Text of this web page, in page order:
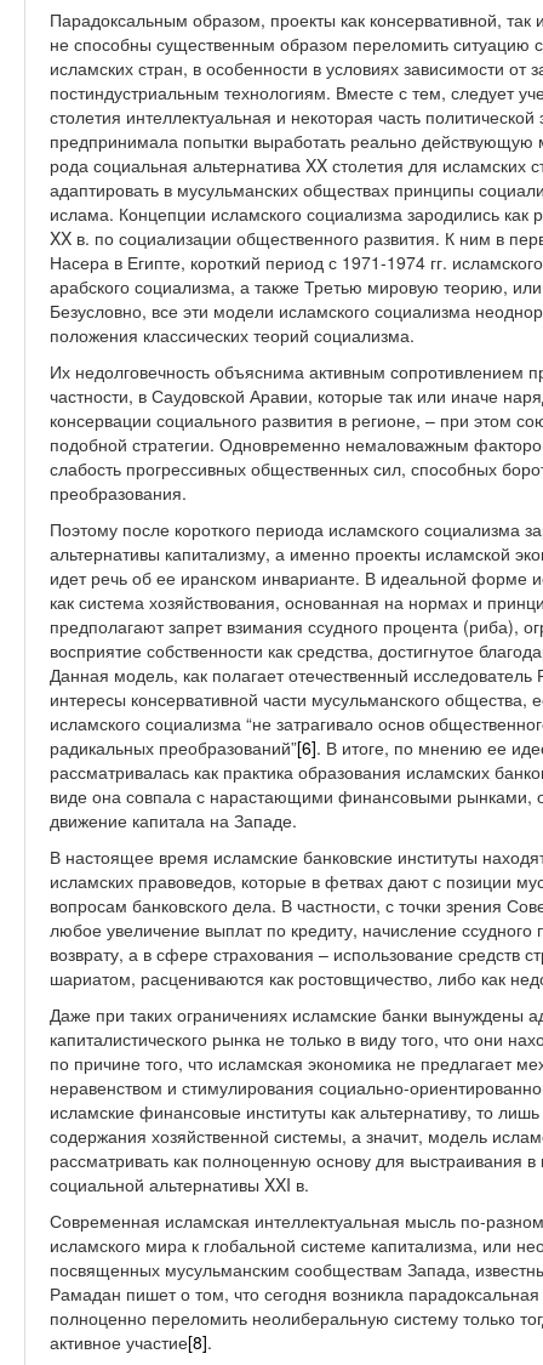
Парадоксальным образом, проекты как консервативной,
не способны существенным образом переломить ситуацию
исламских стран, в особенности в условиях зависимости от
постиндустриальным технологиям. Вместе с тем, следует
столетия интеллектуальная и некоторая часть
предпринимала попытки выработать реально действующую
рода социальная альтернатива XX столетия для исламских
адаптировать в мусульманских обществах принципы
ислама. Концепции исламского социализма зародились
XX в. по социализации общественного развития. К ним в
Насера в Египте, короткий период с 1971-1974 гг.
арабского социализма, а также Третью мировую теорию,
Безусловно, все эти модели исламского социализма
положения классических теорий социализма.
Их недолговечность объяснима активным сопротивлением
частности, в Саудовской Аравии, которые так или иначе
консервации социального развития в регионе, – при этом
подобной стратегии. Одновременно немаловажным
слабость прогрессивных общественных сил, способных
преобразования.
Поэтому после короткого периода исламского социализма
альтернативы капитализму, а именно проекты исламской
идет речь об ее иранском инварианте. В идеальной форме
как система хозяйствования, основанная на нормах и
предполагают запрет взимания ссудного процента (риба),
восприятие собственности как средства, достигнутое
Данная модель, как полагает отечественный
интересы консервативной части мусульманского общества,
исламского социализма “не затрагивало основ
радикальных преобразований”[6]. В итоге, по мнению ее
рассматривалась как практика образования исламских
виде она совпала с нарастающими финансовыми рынками,
движение капитала на Западе.
В настоящее время исламские банковские институты
исламских правоведов, которые в фетвах дают с позиции
вопросам банковского дела. В частности, с точки зрения
любое увеличение выплат по кредиту, начисление
возврату, а в сфере страхования – использование средств
шариатом, расцениваются как ростовщичество, либо как
Даже при таких ограничениях исламские банки вынуждены
капиталистического рынка не только в виду того, что они
по причине того, что исламская экономика не предлагает
неравенством и стимулирования социально-
исламские финансовые институты как альтернативу, то
содержания хозяйственной системы, а значит, модель
рассматривать как полноценную основу для выстраивания
социальной альтернативы XXI в.
Современная исламская интеллектуальная мысль по-
исламского мира к глобальной системе капитализма, или
посвященных мусульманским сообществам Запада,
Рамадан пишет о том, что сегодня возникла
полноценно переломить неолиберальную систему только
активное участие[8].